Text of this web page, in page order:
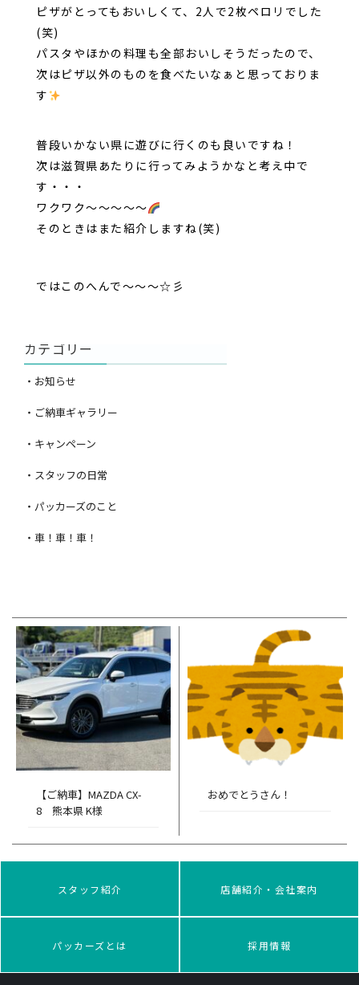
ピザがとってもおいしくて、2人で2枚ペロリでした
(笑)
パスタやほかの料理も全部おいしそうだったので、
次はピザ以外のものを食べたいなぁと思っておりま
す
普段いかない県に遊びに行くのも良いですね！
次は滋賀県あたりに行ってみようかなと考え中で
す・・・
ワクワク～～～～～
そのときはまた紹介しますね(笑)
ではこのへんで～～～☆彡
カテゴリー
・お知らせ
・ご納車ギャラリー
・キャンペーン
・スタッフの日常
・パッカーズのこと
・車！車！車！
【ご納車】MAZDA CX-
8 熊本県 K様
おめでとうさん！
スタッフ紹介 店舗紹介・会社案内
パッカーズとは 採用情報